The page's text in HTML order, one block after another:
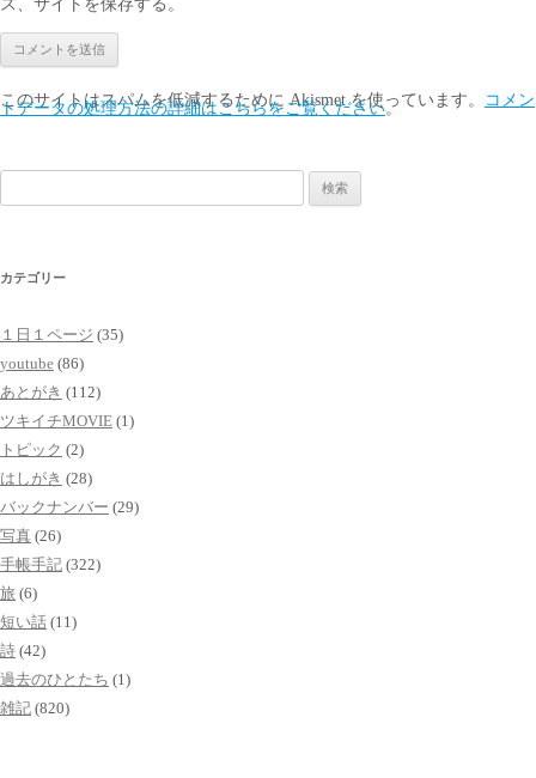
ス、サイトを保存する。
このサイトはスパムを低減するために Akismet を使っています。 コメン
トデータの処理方法の詳細はこちらをご覧ください。
索:
カテゴリー
１日１ページ (35)
youtube (86)
あとがき (112)
ツキイチMOVIE (1)
トピック (2)
はしがき (28)
バックナンバー (29)
写真 (26)
手帳手記 (322)
旅 (6)
短い話 (11)
詩 (42)
過去のひとたち (1)
雑記 (820)